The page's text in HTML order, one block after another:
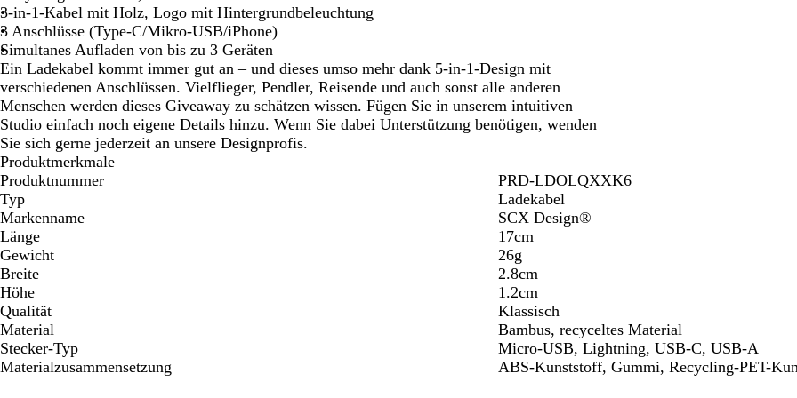
3-in-1-Kabel mit Holz, Logo mit Hintergrundbeleuchtung
3 Anschlüsse (Type-C/Mikro-USB/iPhone)
Simultanes Aufladen von bis zu 3 Geräten
Ein Ladekabel kommt immer gut an – und dieses umso mehr dank 5-in-1-Design mit
verschiedenen Anschlüssen. Vielflieger, Pendler, Reisende und auch sonst alle anderen
Menschen werden dieses Giveaway zu schätzen wissen. Fügen Sie in unserem intuitiven
Studio einfach noch eigene Details hinzu. Wenn Sie dabei Unterstützung benötigen, wenden
Sie sich gerne jederzeit an unsere Designprofis.
Produktmerkmale
Produktnummer
PRD-LDOLQXXK6
Typ
Ladekabel
Markenname
SCX Design®
Länge
17cm
Gewicht
26g
Breite
2.8cm
Höhe
1.2cm
Qualität
Klassisch
Material
Bambus, recyceltes Material
Stecker-Typ
Micro-USB, Lightning, USB-C, USB-A
Materialzusammensetzung
ABS-Kunststoff, Gummi, Recycling-PET-